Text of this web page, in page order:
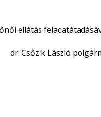
ellátás
Csőzik László